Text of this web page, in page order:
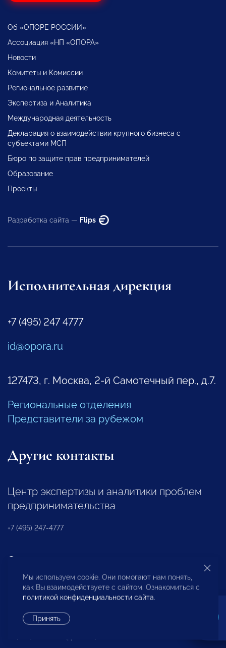
Об «ОПОРЕ РОССИИ»
Ассоциация «НП «ОПОРА»
Новости
Комитеты и Комиссии
Региональное развитие
Экспертиза и Аналитика
Международная деятельность
Декларация о взаимодействии крупного бизнеса с
субъектами МСП
Бюро по защите прав предпринимателей
Образование
Проекты
Разработка сайта — Flips
Исполнительная дирекция
+7 (495) 247 4777
id@opora.ru
127473, г. Москва, 2-й Самотечный пер., д.7.
Региональные отделения
Представители за рубежом
Другие контакты
Центр экспертизы и аналитики проблем
предпринимательства
+7 (495) 247-4777
Отдел регионального развития
+7 (495) 247-4777 (доб. 116, 117)
Ассоциация «НП «ОПОРА»
Мы используем cookie. Они помогают нам понять,
как Вы взаимодействуете с сайтом. Ознакомиться с
политикой конфиденциальности сайта.
Принять